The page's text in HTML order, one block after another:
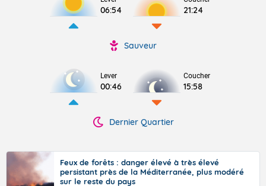
06:54 21:24
Sauveur
Lever
00:46
Coucher
15:58
Dernier Quartier
Feux de forêts : danger élevé à très élevé
persistant près de la Méditerranée, plus modéré
sur le reste du pays